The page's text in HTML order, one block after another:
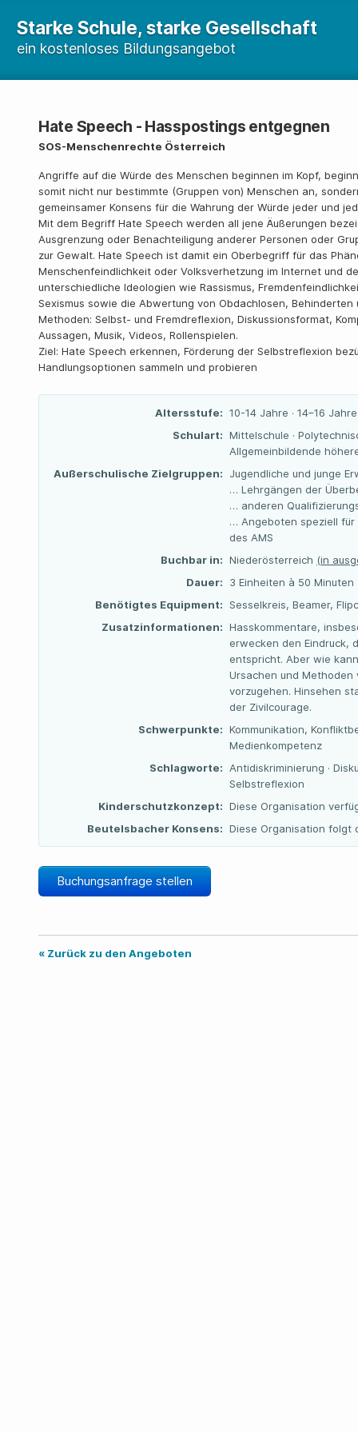
Starke Schule, starke Gesellschaft
ein kostenloses Bildungsangebot
Hate Speech - Hasspostings entgegnen
SOS-Menschenrechte Österreich
Angriffe auf die Würde des Menschen beginnen im Kopf,
somit nicht nur bestimmte (Gruppen von) Menschen an,
gemeinsamer Konsens für die Wahrung der Würde jeder und
Mit dem Begriff Hate Speech werden all jene Äußerungen
Ausgrenzung oder Benachteiligung anderer Personen oder
zur Gewalt. Hate Speech ist damit ein Oberbegriff für das
Menschenfeindlichkeit oder Volksverhetzung im Internet und
unterschiedliche Ideologien wie Rassismus,
Sexismus sowie die Abwertung von Obdachlosen, Behinderten
Methoden: Selbst- und Fremdreflexion, Diskussionsformat,
Aussagen, Musik, Videos, Rollenspielen.
Ziel: Hate Speech erkennen, Förderung der Selbstreflexion
Handlungsoptionen sammeln und probieren
Altersstufe: 10-14 Jahre · 14–16
Schulart: Mittelschule ·
Allgemeinbildende
Außerschulische Zielgruppen:
Jugendliche und junge
… Lehrgängen der
… anderen
… Angeboten speziell für
des AMS
Buchbar in: Niederösterreich (in
Dauer:
3 Einheiten à 50 Minuten
Benötigtes Equipment: Sesselkreis, Beamer,
Zusatzinformationen: Hasskommentare,
erwecken den Eindruck,
entspricht. Aber wie
Ursachen und
vorzugehen. Hinsehen
der Zivilcourage.
Schwerpunkte: Kommunikation,
Medienkompetenz
Schlagworte:
Antidiskriminierung ·
Selbstreflexion
Kinderschutzkonzept: Diese Organisation
Beutelsbacher Konsens: Diese Organisation folgt
Buchungsanfrage stellen
« Zurück zu den Angeboten